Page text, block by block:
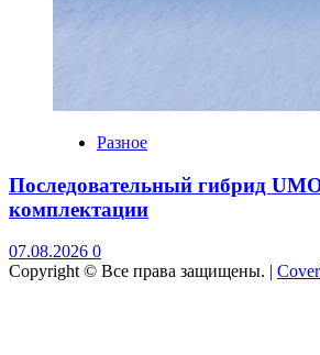
Разное
Последовательный гибрид
комплектации
07.08.2026 0
Copyright © Все права защищены. |